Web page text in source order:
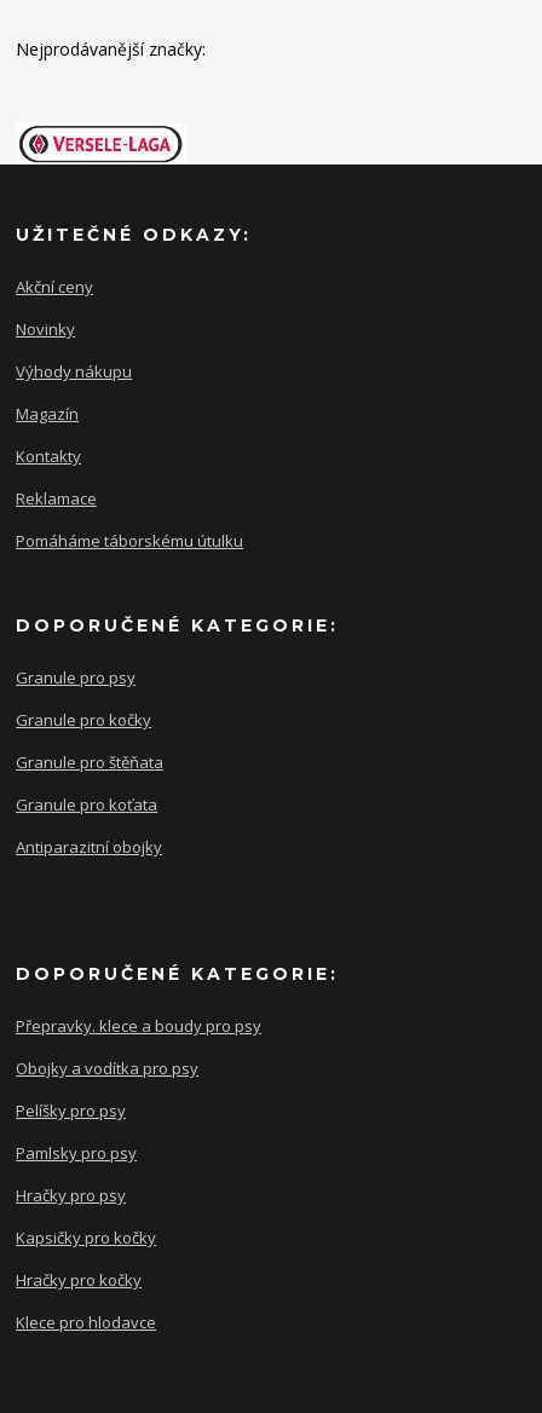
Nejprodávanější značky:
UŽITEČNÉ ODKAZY:
Akční ceny
Novinky
Výhody nákupu
Magazín
Kontakty
Reklamace
Pomáháme táborskému útulku
DOPORUČENÉ KATEGORIE:
Granule pro psy
Granule pro kočky
Granule pro štěňata
Granule pro koťata
Antiparazitní obojky
DOPORUČENÉ KATEGORIE:
Přepravky. klece a boudy pro psy
Obojky a vodítka pro psy
Pelíšky pro psy
Pamlsky pro psy
Hračky pro psy
Kapsičky pro kočky
Hračky pro kočky
Klece pro hlodavce